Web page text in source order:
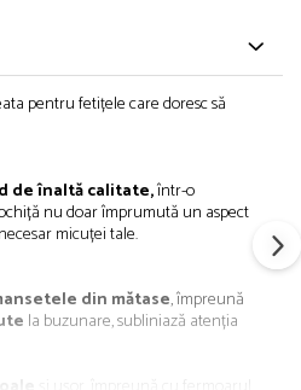
pentru fetițele care doresc să
de înaltă calitate,într-o
nu doar împrumută un aspect
micuței tale.
din mătase, împreună
la buzunare, subliniază atenția